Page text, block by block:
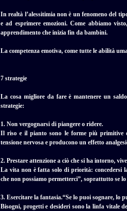
In realtà l’alessitimia non è un fenomeno del
e ad esprimere emozioni. Come abbiamo
apprendimento che inizia fin da bambini.
La competenza emotiva, come tutte le abilità
7 strategie
La cosa migliore da fare è mantenere un
strategie:
1. Non vergognarsi di piangere o ridere.
Il riso e il pianto sono le forme più primitive
tensione nervosa e producono un effetto
2. Prestare attenzione a ciò che si ha intorno,
La vita non è fatta solo di priorità: concedersi
che non possiamo permetterci”, soprattutto se
3. Esercitare la fantasia.“Se lo puoi sognare, lo
Bisogni, progetti e desideri sono la linfa vitale